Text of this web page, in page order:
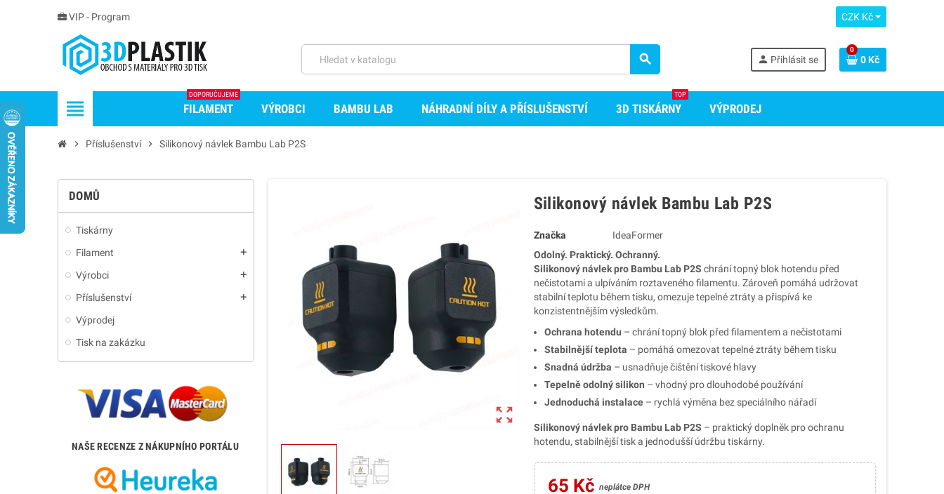
VIP - Program CZK Kč
search person Přihlásit se
0
0 Kč
view_headline FILAMENT
DOPORUČUJEME
VÝROBCI BAMBU LAB NÁHRADNÍ DÍLY A PŘÍSLUŠENSTVÍ 3D TISKÁRNY
TOP
VÝPRODEJ
chevron_right Příslušenství chevron_right Silikonový návlek Bambu Lab P2S
DOMŮ
Tiskárny
Filament
add
Výrobci add
Příslušenství add
Výprodej
Tisk na zakázku
NAŠE RECENZE Z NÁKUPNÍHO PORTÁLU
zoom_out_map
Silikonový návlek Bambu Lab P2S
Značka
IdeaFormer
Odolný. Praktický. Ochranný.
Silikonový návlek pro Bambu Lab P2S chrání topný blok hotendu před
nečistotami a ulpíváním roztaveného filamentu. Zároveň pomáhá udržovat
stabilní teplotu během tisku, omezuje tepelné ztráty a přispívá ke
konzistentnějším výsledkům.
Ochrana hotendu – chrání topný blok před filamentem a nečistotami
Stabilnější teplota – pomáhá omezovat tepelné ztráty během tisku
Snadná údržba – usnadňuje čištění tiskové hlavy
Tepelně odolný silikon – vhodný pro dlouhodobé používání
Jednoduchá instalace– rychlá výměna bez speciálního nářadí
Silikonový návlek pro Bambu Lab P2S – praktický doplněk pro ochranu
hotendu, stabilnější tisk a jednodušší údržbu tiskárny.
65 Kč neplátce DPH